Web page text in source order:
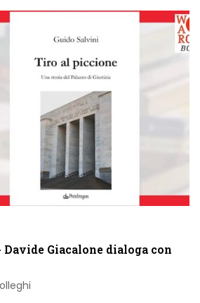
Davide Giacalone dialoga con